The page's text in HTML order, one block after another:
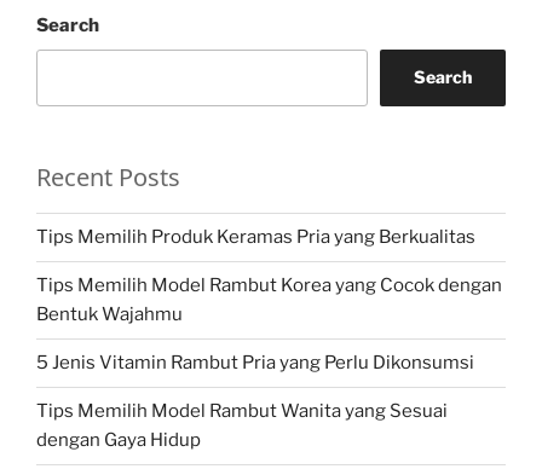
Search
Search
Recent Posts
Tips Memilih Produk Keramas Pria yang Berkualitas
Tips Memilih Model Rambut Korea yang Cocok dengan
Bentuk Wajahmu
5 Jenis Vitamin Rambut Pria yang Perlu Dikonsumsi
Tips Memilih Model Rambut Wanita yang Sesuai
dengan Gaya Hidup